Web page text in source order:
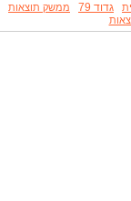
גדוד 79 ממשק תוצאות